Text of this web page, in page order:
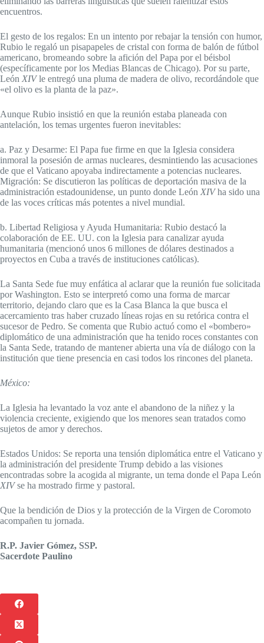
encuentros.
El gesto de los regalos: En un intento por rebajar la tensión con humor,
Rubio le regaló un pisapapeles de cristal con forma de balón de fútbol
americano, bromeando sobre la afición del Papa por el béisbol
(específicamente por los Medias Blancas de Chicago). Por su parte,
León XIVle entregó una pluma de madera de olivo, recordándole que
«el olivo es la planta de la paz».
Aunque Rubio insistió en que la reunión estaba planeada con
antelación, los temas urgentes fueron inevitables:
a. Paz y Desarme: El Papa fue firme en que la Iglesia considera
inmoral la posesión de armas nucleares, desmintiendo las acusaciones
de que el Vaticano apoyaba indirectamente a potencias nucleares.
Migración: Se discutieron las políticas de deportación masiva de la
administración estadounidense, un punto donde León XIVha sido una
de las voces críticas más potentes a nivel mundial.
b. Libertad Religiosa y Ayuda Humanitaria: Rubio destacó la
colaboración de EE. UU. con la Iglesia para canalizar ayuda
humanitaria (mencionó unos 6 millones de dólares destinados a
proyectos en Cuba a través de instituciones católicas).
La Santa Sede fue muy enfática al aclarar que la reunión fue solicitada
por Washington. Esto se interpretó como una forma de marcar
territorio, dejando claro que es la Casa Blanca la que busca el
acercamiento tras haber cruzado líneas rojas en su retórica contra el
sucesor de Pedro. Se comenta que Rubio actuó como el «bombero»
diplomático de una administración que ha tenido roces constantes con
la Santa Sede, tratando de mantener abierta una vía de diálogo con la
institución que tiene presencia en casi todos los rincones del planeta.
México:
La Iglesia ha levantado la voz ante el abandono de la niñez y la
violencia creciente, exigiendo que los menores sean tratados como
sujetos de amor y derechos.
Estados Unidos: Se reporta una tensión diplomática entre el Vaticano y
la administración del presidente Trump debido a las visiones
encontradas sobre la acogida al migrante, un tema donde el Papa León
XIVse ha mostrado firme y pastoral.
Que la bendición de Dios y la protección de la Virgen de Coromoto
acompañen tu jornada.
R.P. Javier Gómez, SSP.
Sacerdote Paulino